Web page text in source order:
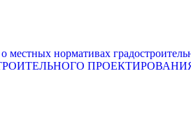
нормативах